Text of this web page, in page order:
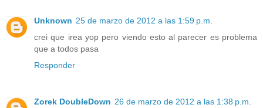
Unknown 25 de marzo de 2012 a las 1:59 p.m.
crei que irea yop pero viendo esto al parecer es problema
que a todos pasa
Responder
Zorek DoubleDown 26 de marzo de 2012 a las 1:38 p.m.